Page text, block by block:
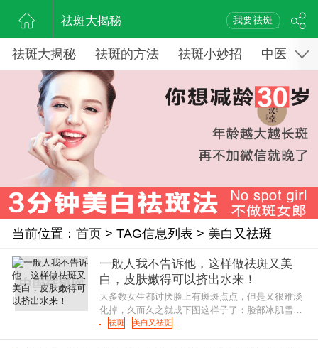
祛斑大揭秘 我要祛斑
祛斑大揭秘 祛斑的方法 祛斑小妙招 中医药祛
当前位置： 首页> TAG信息列表 > 美白又祛斑
一般人我不告诉他，这样做祛斑又美
白，皮肤嫩得可以挤出水来！
大多数女生都讨厌脸上有斑斑点点，但是又很难淡
化掉，久而久之就成下图这样子了：脸部冰肌雪骨
般的效果是这样的，请看下图，这恐怕是很多妹纸
梦寐以求的，尤其冬天穿个清凉
祛斑 美白又祛斑